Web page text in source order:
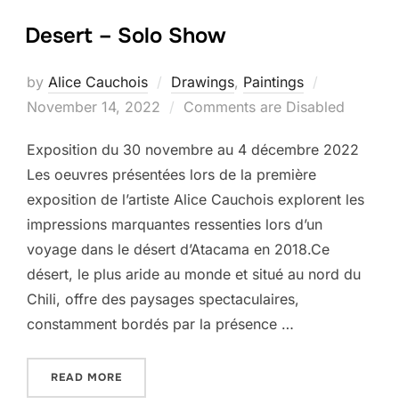
Desert – Solo Show
by Alice Cauchois Drawings, Paintings
on
November 14, 2022 Comments are Disabled
Exposition du 30 novembre au 4 décembre 2022
Les oeuvres présentées lors de la première
exposition de l’artiste Alice Cauchois explorent les
impressions marquantes ressenties lors d’un
voyage dans le désert d’Atacama en 2018.Ce
désert, le plus aride au monde et situé au nord du
Chili, offre des paysages spectaculaires,
constamment bordés par la présence …
READ MORE